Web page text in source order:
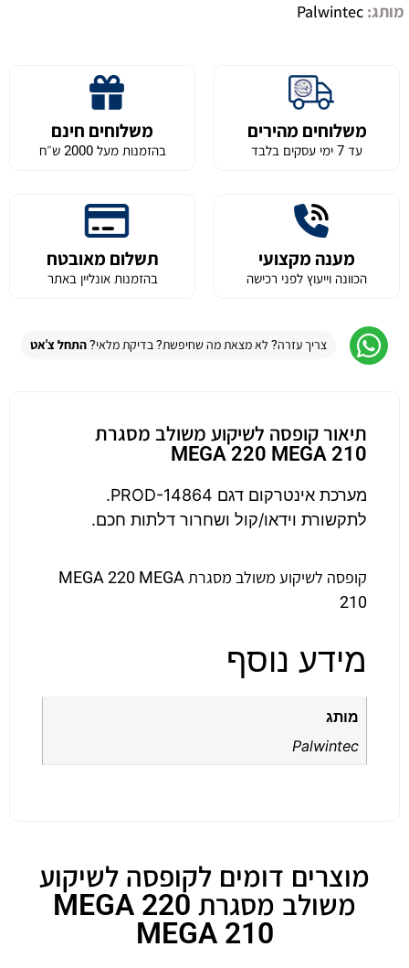
מותג:Palwintec
משלוחים מהירים
עד 7 ימי עסקים בלבד
משלוחים חינם
בהזמנות מעל 2000 ש״ח
מענה מקצועי
הכוונה וייעוץ לפני רכישה
תשלום מאובטח
בהזמנות אונליין באתר
צריך עזרה? לא מצאת מה שחיפשת? בדיקת מלאי?התחל צ'אט
תיאור קופסה לשיקוע משולב מסגרת
MEGA 220 MEGA 210
מערכת אינטרקום דגם PROD-14864.
לתקשורת וידאו/קול ושחרור דלתות חכם.
קופסה לשיקוע משולב מסגרת MEGA 220 MEGA
210
מידע נוסף
מותג
Palwintec
מוצרים דומים לקופסה לשיקוע
משולב מסגרת MEGA 220
MEGA 210